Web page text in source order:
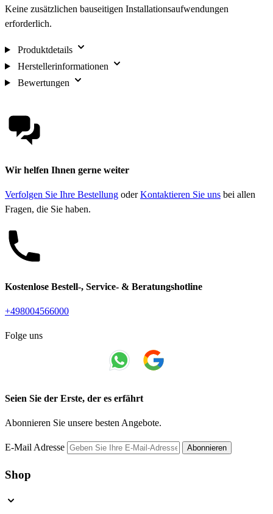
Keine zusätzlichen bauseitigen Installationsaufwendungen
erforderlich.
Produktdetails
Herstellerinformationen
Bewertungen
Wir helfen Ihnen gerne weiter
Verfolgen Sie Ihre Bestellung oderKontaktieren Sie uns bei allen
Fragen, die Sie haben.
Kostenlose Bestell-, Service- & Beratungshotline
+498004566000
Folge uns
Seien Sie der Erste, der es erfährt
Abonnieren Sie unsere besten Angebote.
E-Mail Adresse Abonnieren
Shop